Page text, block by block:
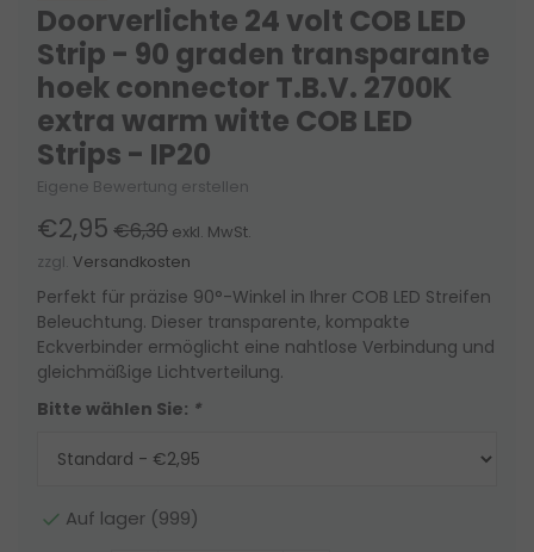
Doorverlichte 24 volt COB LED
Strip - 90 graden transparante
hoek connector T.B.V. 2700K
extra warm witte COB LED
Strips - IP20
Eigene Bewertung erstellen
€2,95 €6,30 exkl. MwSt.
zzgl. Versandkosten
Perfekt für präzise 90°-Winkel in Ihrer COB LED Streifen
Beleuchtung. Dieser transparente, kompakte
Eckverbinder ermöglicht eine nahtlose Verbindung und
gleichmäßige Lichtverteilung.
Bitte wählen Sie: *
Auf lager (999)